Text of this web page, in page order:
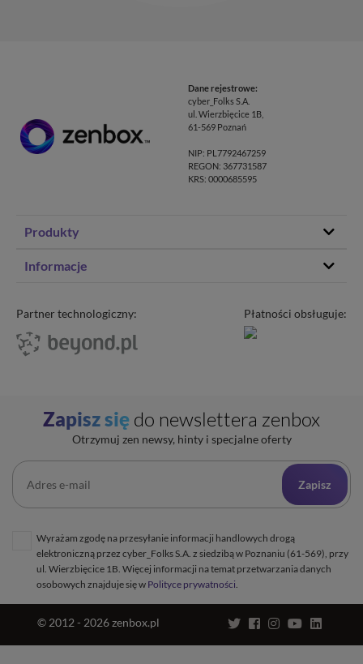
Dane rejestrowe:
cyber_Folks S.A.
ul. Wierzbięcice 1B,
61-569 Poznań
NIP: PL7792467259
REGON: 367731587
KRS: 0000685595
Produkty
Transfer domeny
Poczta e-mail
Generator haseł
Sprawdź IP
Informacje
Program partnerski
Blog
Kariera
Ochrona Danych Osobowych
Uptime zenbox
Informacja o połączeniu spółek
Zapisz się do newslettera zenbox
Otrzymuj zen newsy, hinty i specjalne oferty
Zapisz
Wyrażam zgodę na przesyłanie informacji handlowych drogą
elektroniczną przez cyber_Folks S.A. z siedzibą w Poznaniu (61-569), przy
ul. Wierzbięcice 1B. Więcej informacji na temat przetwarzania danych
osobowych znajduje się w Polityce prywatności.
Partner technologiczny: Płatności obsługuje:
© 2012 - 2026 zenbox.pl